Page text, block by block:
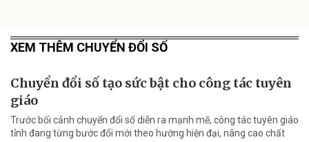
XEM THÊM CHUYỂN ĐỔI SỐ
Chuyển đổi số tạo sức bật cho công tác tuyên
giáo
Trước bối cảnh chuyển đổi số diễn ra mạnh mẽ, công tác tuyên giáo
tỉnh đang từng bước đổi mới theo hướng hiện đại, nâng cao chất